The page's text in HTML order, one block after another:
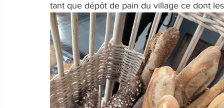
tant que dépôt de pain du village ce dont